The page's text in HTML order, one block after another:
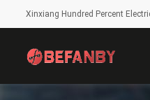
Xinxiang Hundred Percent